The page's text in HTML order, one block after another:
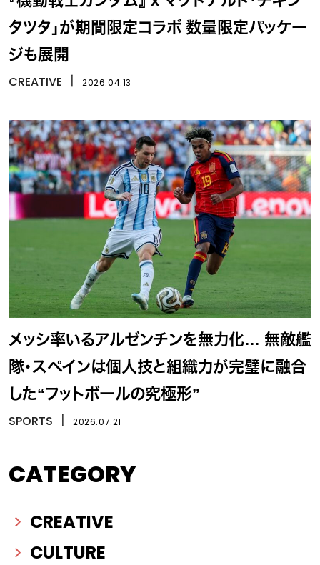
タツタ」が期間限定コラボ 数量限定パッケー
ジも展開
CREATIVE 2026.04.13
メッシ率いるアルゼンチンを無力化… 無敵艦
隊・スペインは個人技と組織力が完璧に融合
した“フットボールの究極形”
SPORTS 2026.07.21
CATEGORY
CREATIVE
CULTURE